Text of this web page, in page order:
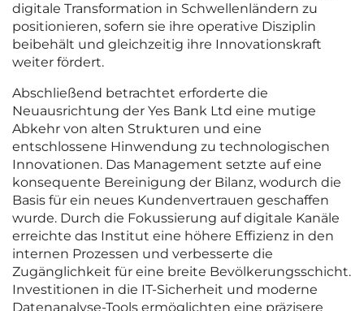
digitale Transformation in Schwellenländern zu
positionieren, sofern sie ihre operative Disziplin
beibehält und gleichzeitig ihre Innovationskraft
weiter fördert.
Abschließend betrachtet erforderte die
Neuausrichtung der Yes Bank Ltd eine mutige
Abkehr von alten Strukturen und eine
entschlossene Hinwendung zu technologischen
Innovationen. Das Management setzte auf eine
konsequente Bereinigung der Bilanz, wodurch die
Basis für ein neues Kundenvertrauen geschaffen
wurde. Durch die Fokussierung auf digitale Kanäle
erreichte das Institut eine höhere Effizienz in den
internen Prozessen und verbesserte die
Zugänglichkeit für eine breite Bevölkerungsschicht.
Investitionen in die IT-Sicherheit und moderne
Datenanalyse-Tools ermöglichten eine präzisere